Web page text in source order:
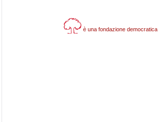
è una fondazione democratica